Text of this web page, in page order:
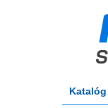
Katalóg